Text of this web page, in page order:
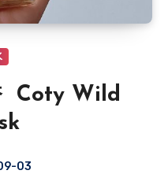
Coty Wild
03